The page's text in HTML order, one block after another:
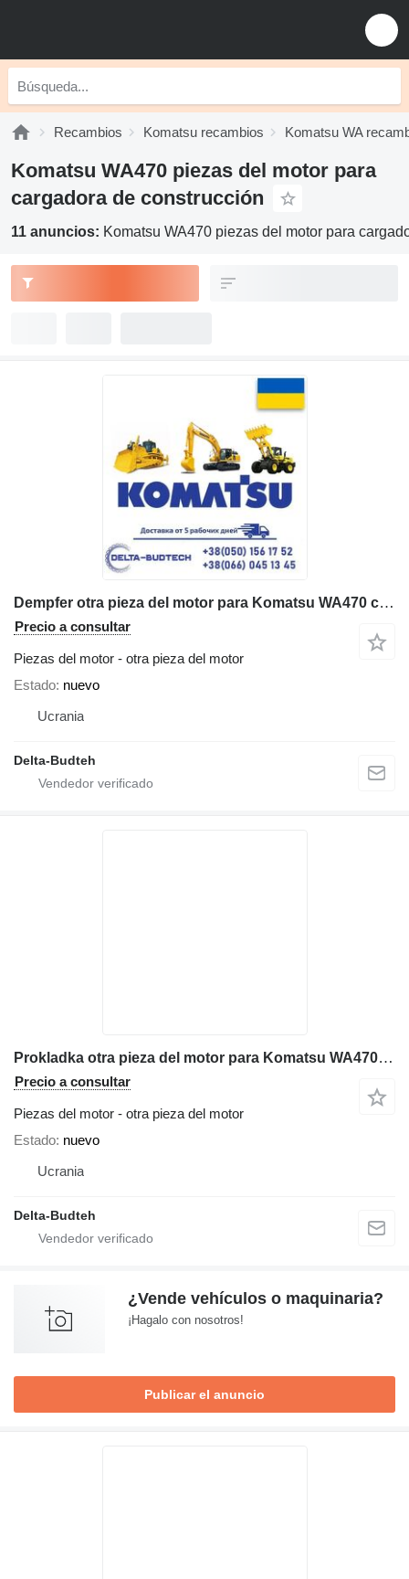
Recambios Komatsu recambios Komatsu WA
Komatsu WA470 piezas del motor para
cargadora de construcción
11 anuncios: Komatsu WA470 piezas del motor para
Dempfer otra pieza del motor para Komatsu WA470 cargadora de ruedas
Precio a consultar
Piezas del motor - otra pieza del motor
Estado nuevo
Ucrania
Delta-Budteh
Prokladka otra pieza del motor para Komatsu WA470 cargadora de ruedas
Precio a consultar
Piezas del motor - otra pieza del motor
Estado nuevo
Ucrania
Delta-Budteh
¿Vende vehículos o maquinaria?
¡Hagalo con nosotros!
Publicar el anuncio